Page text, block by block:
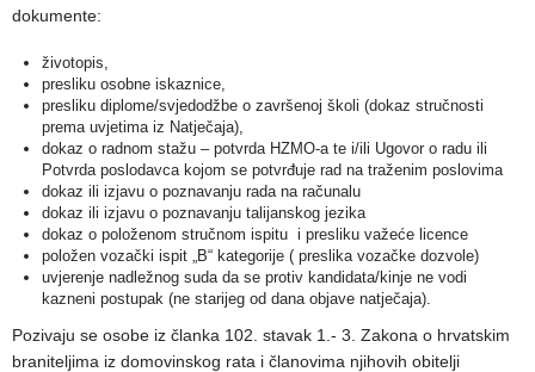
dokumente:
životopis,
presliku osobne iskaznice,
presliku diplome/svjedodžbe o završenoj školi (dokaz stručnosti
prema uvjetima iz Natječaja),
dokaz o radnom stažu – potvrda HZMO-a te i/ili Ugovor o radu ili
Potvrda poslodavca kojom se potvrđuje rad na traženim poslovima
dokaz ili izjavu o poznavanju rada na računalu
dokaz ili izjavu o poznavanju talijanskog jezika
dokaz o položenom stručnom ispitu i presliku važeće licence
položen vozački ispit „B“ kategorije ( preslika vozačke dozvole)
uvjerenje nadležnog suda da se protiv kandidata/kinje ne vodi
kazneni postupak (ne starijeg od dana objave natječaja).
Pozivaju se osobe iz članka 102. stavak 1.- 3. Zakona o hrvatskim
braniteljima iz domovinskog rata i članovima njihovih obitelji